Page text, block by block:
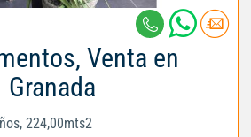
Venta en
Granada
224,00mts2